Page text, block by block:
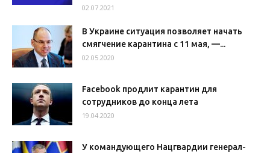
02.07.2021
В Украине ситуация позволяет начать
смягчение карантина с 11 мая, —...
02.05.2020
Facebook продлит карантин для
сотрудников до конца лета
19.04.2020
У командующего Нацгвардии генерал-